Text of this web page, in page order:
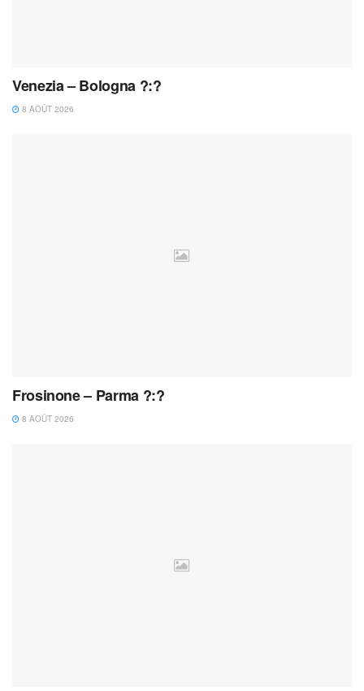
Venezia – Bologna ?:?
8 AOÛT 2026
Frosinone – Parma ?:?
8 AOÛT 2026